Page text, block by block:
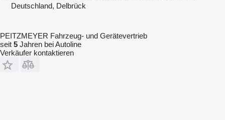
Deutschland, Delbrück
PEITZMEYER Fahrzeug- und Gerätevertrieb
seit 5 Jahren bei Autoline
Verkäufer kontaktieren